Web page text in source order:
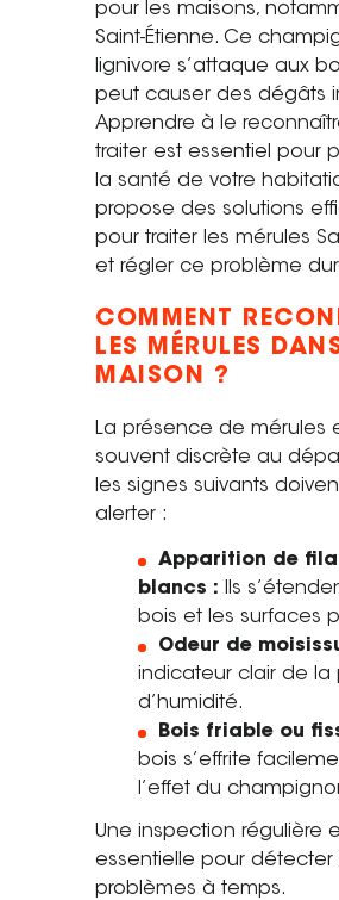
Saint-Étienne
Vichy
Mâcon
La société
Nos réalisations
Pour les pros
Charpentier / Couvreur
Syndic / Régie
Demander un devis
Tel. 04 82 29 21 82
Avis clients
Recrutement
Actualités
Guide rénovation
pour les maisons,
Saint-Étienne. Ce
lignivore s’attaque aux
peut causer des dégâts
Apprendre à le
traiter est essentiel pour
la santé de votre
propose des solutions
pour traiter les mérules
et régler ce problème
COMMENT
LES MÉRULES
MAISON ?
La présence de mérules
souvent discrète au
les signes suivants
alerter :
Apparition de
blancs : Ils
bois et les surfaces
Odeur de
indicateur clair de la
d’humidité.
Bois friable ou
bois s’effrite
l’effet du
Une inspection régulière
essentielle pour détecter
problèmes à temps.